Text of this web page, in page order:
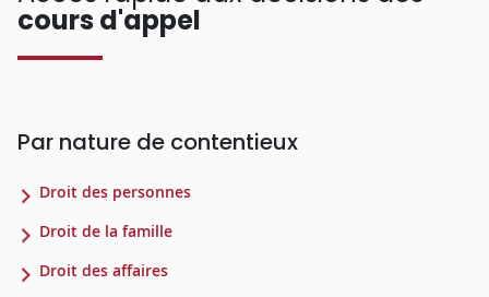
cours d'appel
Par nature de contentieux
Droit des personnes
Droit de la famille
Droit des affaires